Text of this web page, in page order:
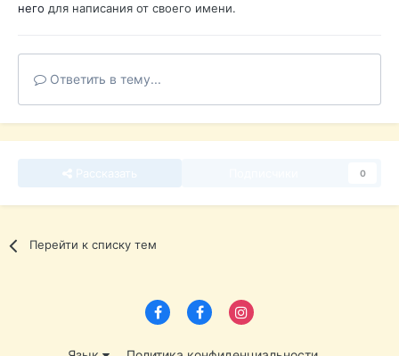
него для написания от своего имени.
Ответить в тему...
0
Перейти к списку тем